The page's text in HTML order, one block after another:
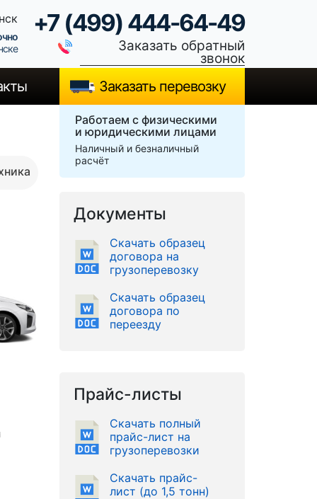
+7 (499) 444-64-49
Заказать обратный
звонок
Заказать перевозку
Работаем с физическими
и юридическими лицами
Наличный и безналичный
расчёт
Документы
Скачать образец
договора на
грузоперевозку
Скачать образец
договора по
переезду
Прайс-листы
Скачать полный
прайс-лист на
грузоперевозки
Скачать прайс-
лист (до 1,5 тонн)